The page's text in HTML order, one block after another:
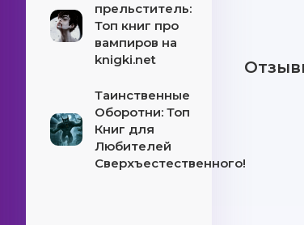
прельститель:
Топ книг про
вампиров на
knigki.net
Таинственные
Оборотни: Топ
Книг для
Любителей
Сверхъестественного!